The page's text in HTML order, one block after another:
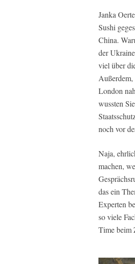
Janka
Sushi
China.
der
viel über
London
wussten
noch vor
Naja,
machen,
das ein
Experten
so viele
Time beim